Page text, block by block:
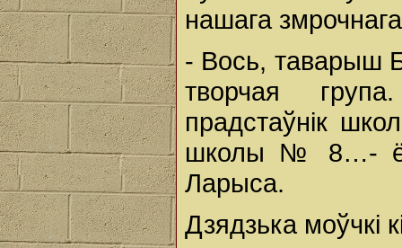
нашага
- Вось, таварыш
творчая
прадстаўнік
школы № 8…- ён
Ларыса.
Дзядзька моўчкі